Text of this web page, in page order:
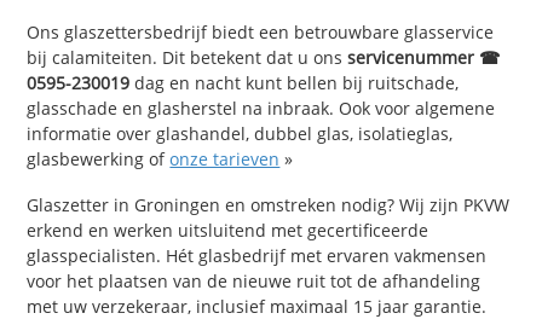
Ons glaszettersbedrijf biedt een betrouwbare glasservice
bij calamiteiten. Dit betekent dat u onsservicenummer ☎
0595-230019 dag en nacht kunt bellen bij ruitschade,
glasschade en glasherstel na inbraak. Ook voor algemene
informatie over glashandel, dubbel glas, isolatieglas,
glasbewerking ofonze tarieven »
Glaszetter in Groningen en omstreken nodig? Wij zijn PKVW
erkend en werken uitsluitend met gecertificeerde
glasspecialisten. Hét glasbedrijf met ervaren vakmensen
voor het plaatsen van de nieuwe ruit tot de afhandeling
met uw verzekeraar, inclusief maximaal 15 jaar garantie.